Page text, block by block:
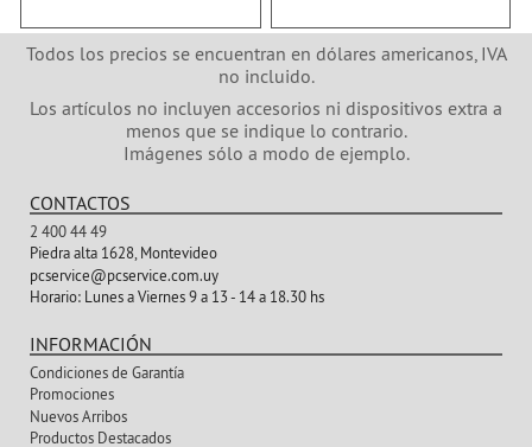
Todos los precios se encuentran en dólares americanos, IVA
no incluido.
Los artículos no incluyen accesorios ni dispositivos extra a
menos que se indique lo contrario.
Imágenes sólo a modo de ejemplo.
CONTACTOS
2 400 44 49
Piedra alta 1628, Montevideo
pcservice@pcservice.com.uy
Horario:Lunes a Viernes 9 a 13 - 14 a 18.30 hs
INFORMACIÓN
Condiciones de Garantía
Promociones
Nuevos Arribos
Productos Destacados